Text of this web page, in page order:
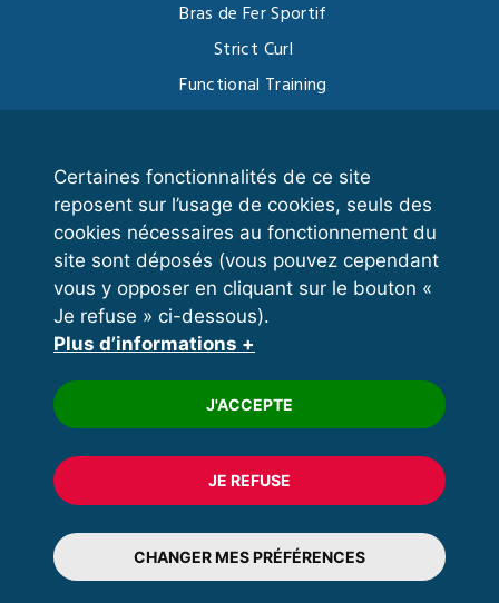
Certaines fonctionnalités de ce site
reposent sur l’usage de cookies, seuls des
cookies nécessaires au fonctionnement du
site sont déposés (vous pouvez cependant
vous y opposer en cliquant sur le bouton «
Je refuse » ci-dessous).
Plus d’informations +
J'ACCEPTE
JE REFUSE
CHANGER MES PRÉFÉRENCES
Bras de Fer Sportif
Strict Curl
Functional Training
VOS ESPACES
Espace dirigeant
Espace licencié
Trouver un club
Formation
© 2020 FFFORCE Tous droits réservés
Mentions légales
Plan du site